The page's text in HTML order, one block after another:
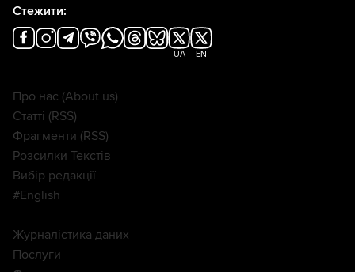
Стежити:
UA EN
Про нас (About us)
Статті (RSS)
Фрагменти (RSS)
Розсилки Текстів
Вибір редакції
#English
Журналістика даних
Послуги